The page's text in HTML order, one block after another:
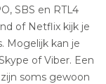
SBS en RTL4
of Netflix kijk je
Mogelijk kan je
of Viber. Een
soms gewoon